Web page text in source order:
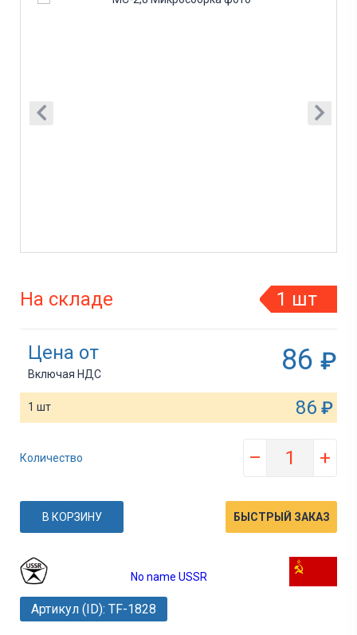
No name USSR
Артикул (ID): TF-1828
На складе 1 шт
Цена от
Включая НДС 86 ₽
1 шт 86 ₽
Количество – +
В КОРЗИНУ БЫСТРЫЙ ЗАКАЗ